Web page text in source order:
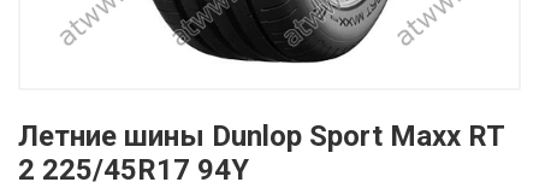
Летние шины Dunlop Sport Maxx RT
2 225/45R17 94Y